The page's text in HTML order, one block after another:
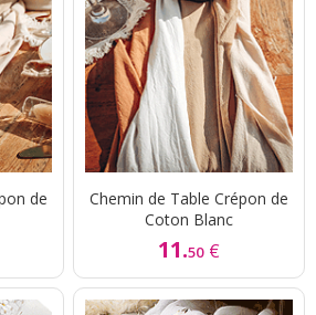
de
Chemin de Table Crépon de
Coton Blanc
11.50 €